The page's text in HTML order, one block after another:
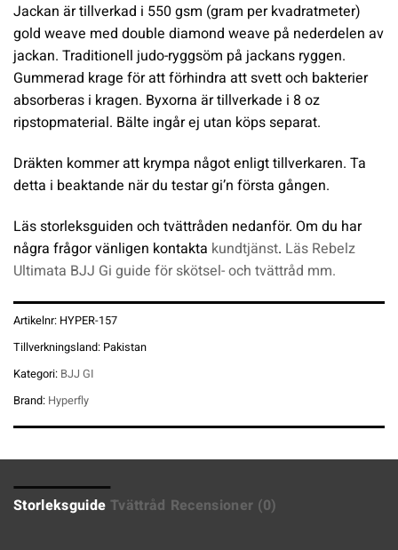
Jackan är tillverkad i 550 gsm (gram per kvadratmeter)
gold weave med double diamond weave på nederdelen av
jackan. Traditionell judo-ryggsöm på jackans ryggen.
Gummerad krage för att förhindra att svett och bakterier
absorberas i kragen. Byxorna är tillverkade i 8 oz
ripstopmaterial. Bälte ingår ej utan köps separat.
Dräkten kommer att krympa något enligt tillverkaren. Ta
detta i beaktande när du testar gi’n första gången.
Läs storleksguiden och tvättråden nedanför. Om du har
några frågor vänligen kontakta kundtjänst. Läs Rebelz
Ultimata BJJ Gi guide för skötsel- och tvättråd mm.
Artikelnr: HYPER-157
Tillverkningsland: Pakistan
Kategori: BJJ GI
Brand: Hyperfly
Storleksguide Tvättråd Recensioner (0)